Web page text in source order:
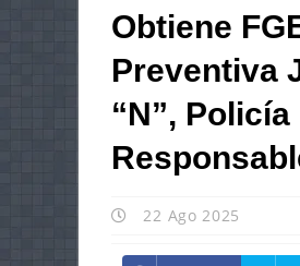
Obtiene
Preventiva
“N”,
22 Ago 2025